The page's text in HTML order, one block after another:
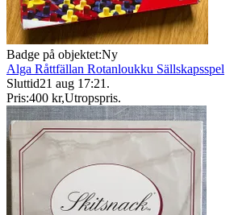
Badge på objektet:Ny
Alga Råttfällan Rotanloukku Sällskapsspel
Sluttid21 aug 17:21 .
Pris:400 kr,Utropspris.